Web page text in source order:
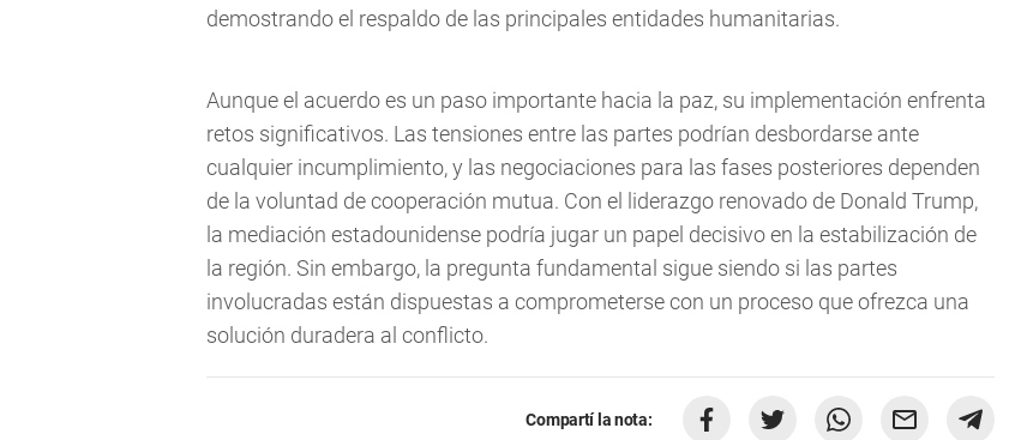
demostrando el respaldo de las principales entidades humanitarias.
Aunque el acuerdo es un paso importante hacia la paz, su implementación enfrenta
retos significativos. Las tensiones entre las partes podrían desbordarse ante
cualquier incumplimiento, y las negociaciones para las fases posteriores dependen
de la voluntad de cooperación mutua. Con el liderazgo renovado de Donald Trump,
la mediación estadounidense podría jugar un papel decisivo en la estabilización de
la región. Sin embargo, la pregunta fundamental sigue siendo si las partes
involucradas están dispuestas a comprometerse con un proceso que ofrezca una
solución duradera al conflicto.
Compartí la nota: